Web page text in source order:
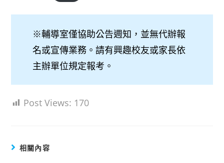
※輔導室僅協助公告週知，並無代辦報
名或宣傳業務。請有興趣校友或家長依
主辦單位規定報考。
Post Views: 170
相關內容